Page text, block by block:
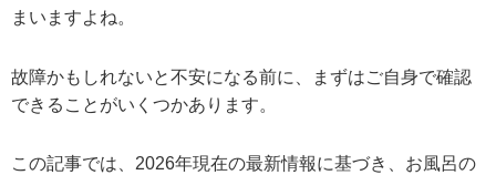
まいますよね。
故障かもしれないと不安になる前に、まずはご自身で確認
できることがいくつかあります。
この記事では、 2026年現在の最新情報に基づき
、お風呂の